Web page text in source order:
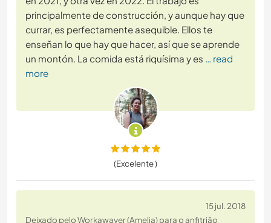
principalmente de construcción, y aunque hay que
currar, es perfectamente asequible. Ellos te
enseñan lo que hay que hacer, así que se aprende
un montón. La comida está riquísima y es … read
more
(Excelente )
15 jul. 2018
Deixado pelo Workawayer (Amelia) para o anfitrião